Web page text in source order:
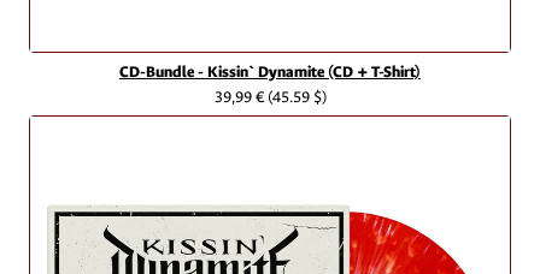
CD-Bundle - Kissin` Dynamite (CD + T-Shirt)
39,99 €(45.59 $)